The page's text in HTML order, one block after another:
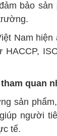
bảo sản
Nam hiện
quan
sản
người
tế.